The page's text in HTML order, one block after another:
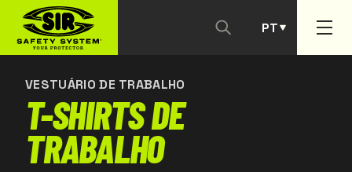
PT
ES
VESTUÁRIO DE TRABALHO
T-SHIRTS DE
TRABALHO
CONTACTAR-NOS